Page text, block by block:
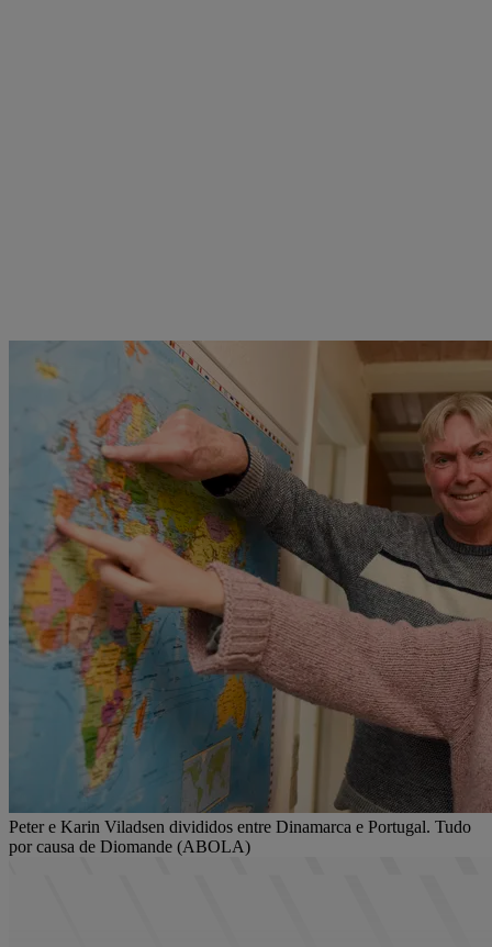
Peter e Karin Viladsen divididos entre Dinamarca e Portugal. Tudo
por causa de Diomande (ABOLA)